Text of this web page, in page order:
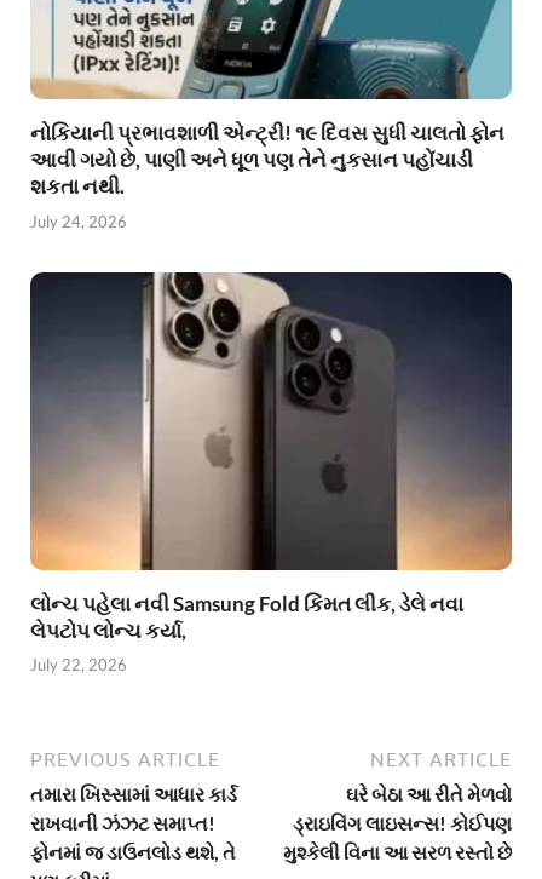
નોકિયાની પ્રભાવશાળી એન્ટ્રી! ૧૯ દિવસ સુધી ચાલતો ફોન
આવી ગયો છે, પાણી અને ધૂળ પણ તેને નુકસાન પહોંચાડી
શકતા નથી.
July 24, 2026
લોન્ચ પહેલા નવી Samsung Fold કિંમત લીક, ડેલે નવા
લેપટોપ લોન્ચ કર્યા,
July 22, 2026
PREVIOUS ARTICLE
તમારા ખિસ્સામાં આધાર કાર્ડ
રાખવાની ઝંઝટ સમાપ્ત!
ફોનમાં જ ડાઉનલોડ થશે, તે
NEXT ARTICLE
ઘરે બેઠા આ રીતે મેળવો
ડ્રાઇવિંગ લાઇસન્સ! કોઈપણ
મુશ્કેલી વિના આ સરળ રસ્તો છે